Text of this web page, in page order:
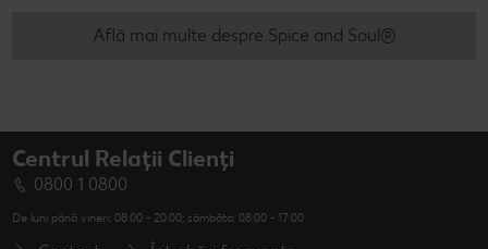
Află mai multe despre Spice and Soul®
Centrul Relații Clienți
0800 1 0800
De luni până vineri: 08:00 - 20:00; sâmbăta: 08:00 - 17:00